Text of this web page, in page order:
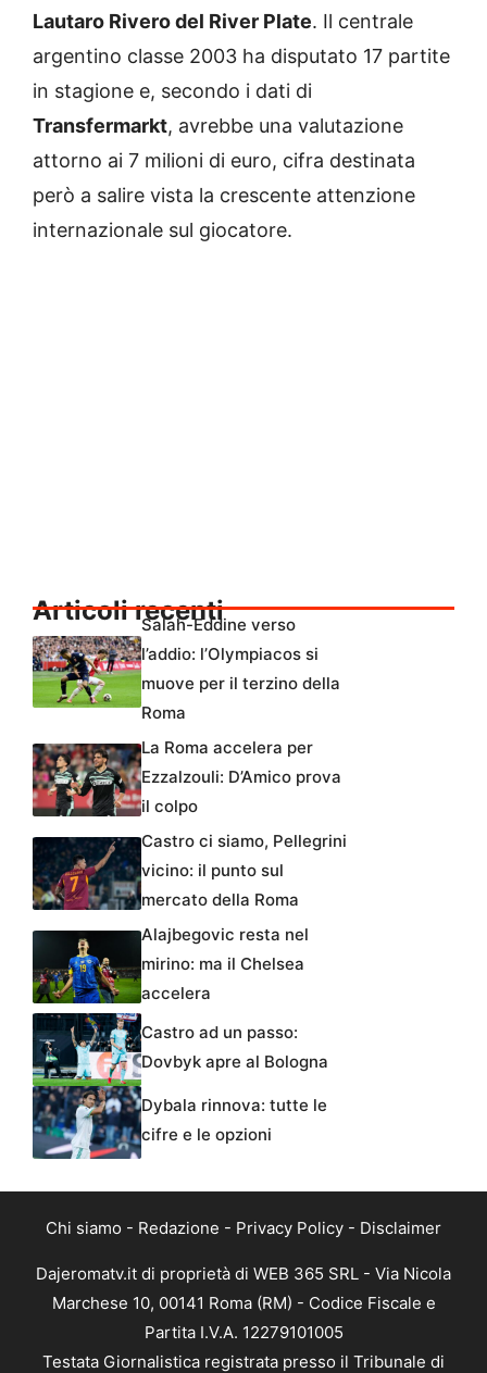
Lautaro Rivero del River Plate. Il centrale
argentino classe 2003 ha disputato 17 partite
in stagione e, secondo i dati di
Transfermarkt, avrebbe una valutazione
attorno ai 7 milioni di euro, cifra destinata
però a salire vista la crescente attenzione
internazionale sul giocatore.
Articoli recenti
Salah-Eddine verso
l’addio: l’Olympiacos si
muove per il terzino della
Roma
La Roma accelera per
Ezzalzouli: D’Amico prova
il colpo
Castro ci siamo, Pellegrini
vicino: il punto sul
mercato della Roma
Alajbegovic resta nel
mirino: ma il Chelsea
accelera
Castro ad un passo:
Dovbyk apre al Bologna
Dybala rinnova: tutte le
cifre e le opzioni
Chi siamo - Redazione - Privacy Policy - Disclaimer
Dajeromatv.it di proprietà di WEB 365 SRL - Via Nicola
Marchese 10, 00141 Roma (RM) - Codice Fiscale e
Partita I.V.A. 12279101005
Testata Giornalistica registrata presso il Tribunale di